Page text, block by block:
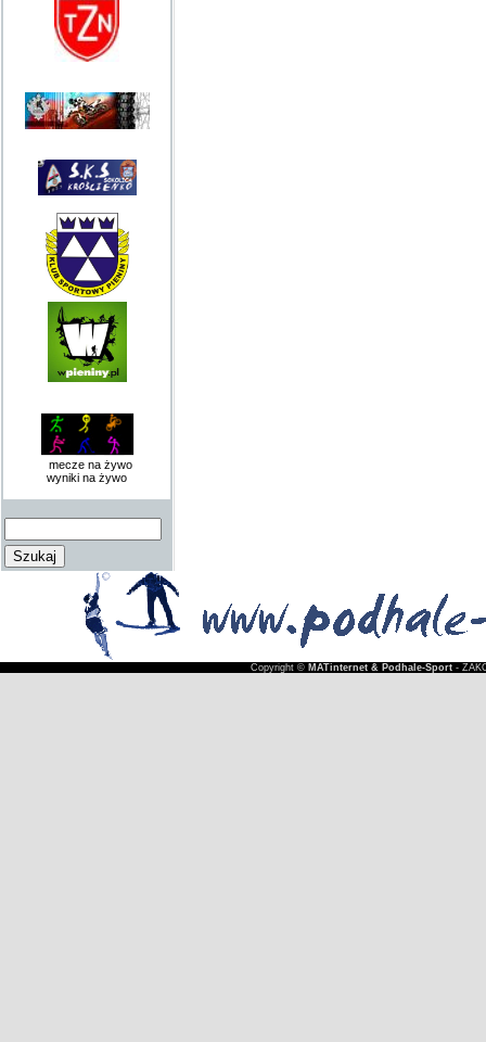
mecze na żywo
wyniki na żywo
Copyright © MATinternet & Podhale-Sport-